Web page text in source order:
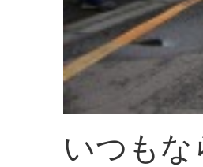
いつもな